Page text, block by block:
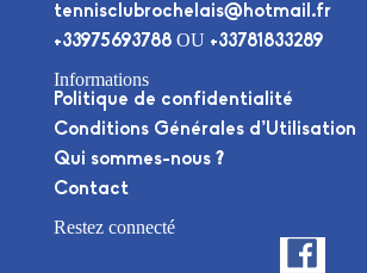
tennisclubrochelais@hotmail.fr
+33975693788OU +33781833289
Informations
Politique de confidentialité
Conditions Générales d’Utilisation
Qui sommes-nous ?
Contact
Restez connecté